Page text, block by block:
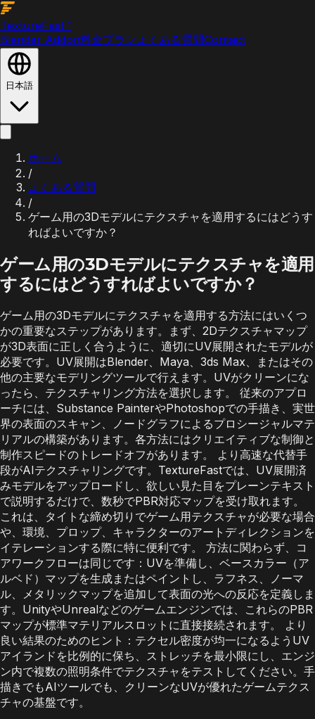
TextureFast™
Blender Addon料金プランよくある質問Contact
日本語
ホーム
/
よくある質問
/
ゲーム用の3Dモデルにテクスチャを適用するにはどうす
ればよいですか？
ゲーム用の3Dモデルにテクスチャを適用
するにはどうすればよいですか？
ゲーム用の3Dモデルにテクスチャを適用する方法にはいくつ
かの重要なステップがあります。まず、2Dテクスチャマップ
が3D表面に正しく合うように、適切にUV展開されたモデルが
必要です。UV展開はBlender、Maya、3ds Max、またはその
他の主要なモデリングツールで行えます。UVがクリーンにな
ったら、テクスチャリング方法を選択します。 従来のアプロ
ーチには、Substance PainterやPhotoshopでの手描き、実世
界の表面のスキャン、ノードグラフによるプロシージャルマテ
リアルの構築があります。各方法にはクリエイティブな制御と
制作スピードのトレードオフがあります。 より高速な代替手
段がAIテクスチャリングです。TextureFastでは、UV展開済
みモデルをアップロードし、欲しい見た目をプレーンテキスト
で説明するだけで、数秒でPBR対応マップを受け取れます。
これは、タイトな締め切りでゲーム用テクスチャが必要な場合
や、環境、プロップ、キャラクターのアートディレクションを
イテレーションする際に特に便利です。 方法に関わらず、コ
アワークフローは同じです：UVを準備し、ベースカラー（ア
ルベド）マップを生成またはペイントし、ラフネス、ノーマ
ル、メタリックマップを追加して表面の光への反応を定義しま
す。UnityやUnrealなどのゲームエンジンでは、これらのPBR
マップが標準マテリアルスロットに直接接続されます。 より
良い結果のためのヒント：テクセル密度が均一になるようUV
アイランドを比例的に保ち、ストレッチを最小限にし、エンジ
ン内で複数の照明条件でテクスチャをテストしてください。手
描きでもAIツールでも、クリーンなUVが優れたゲームテクス
チャの基盤です。